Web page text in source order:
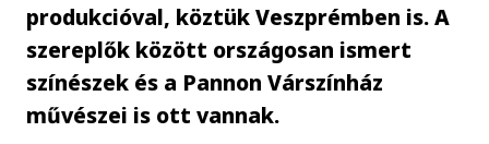
produkcióval, köztük Veszprémben is. A
szereplők között országosan ismert
színészek és a Pannon Várszínház
művészei is ott vannak.